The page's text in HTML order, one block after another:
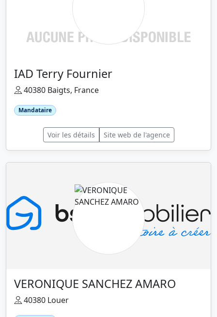
IAD Terry Fournier
40380 Baigts, France
Mandataire
Voir les détails Site web de l'agence
VERONIQUE SANCHEZ AMARO
40380 Louer